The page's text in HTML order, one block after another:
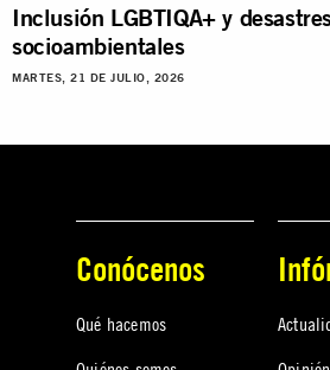
Inclusión LGBTIQA+ y
socioambientales
MARTES, 21 DE JULIO, 2026
Conócenos
Qué hacemos